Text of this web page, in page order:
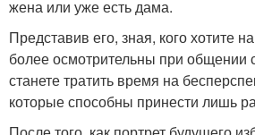
жена или уже есть дама.
Представив его, зная, кого хотите
более осмотрительны при общении
станете тратить время на
которые способны принести лишь